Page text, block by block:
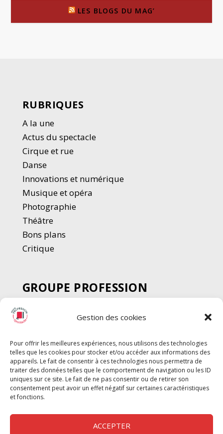
Gestion des cookies
Pour offrir les meilleures expériences, nous utilisons des technologies
telles que les cookies pour stocker et/ou accéder aux informations des
appareils. Le fait de consentir à ces technologies nous permettra de
traiter des données telles que le comportement de navigation ou les ID
uniques sur ce site. Le fait de ne pas consentir ou de retirer son
consentement peut avoir un effet négatif sur certaines caractéristiques
et fonctions.
ACCEPTER
LES BLOGS DU MAG’
RUBRIQUES
A la une
Actus du spectacle
Cirque et rue
Danse
Innovations et numérique
Musique et opéra
Photographie
Théâtre
Bons plans
Critique
GROUPE PROFESSION
SPECTACLE
Chèque Intermittents
Chèque Compta
Chèque Emploi Spectacle
G-Pods
Profession Audio-visuel